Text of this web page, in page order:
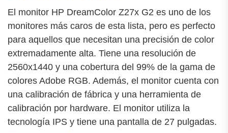
El monitor HP DreamColor Z27x G2 es uno de los
monitores más caros de esta lista, pero es perfecto
para aquellos que necesitan una precisión de color
extremadamente alta. Tiene una resolución de
2560x1440 y una cobertura del 99% de la gama de
colores Adobe RGB. Además, el monitor cuenta con
una calibración de fábrica y una herramienta de
calibración por hardware. El monitor utiliza la
tecnología IPS y tiene una pantalla de 27 pulgadas.